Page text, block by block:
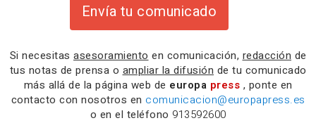
Envía tu comunicado
Si necesitas asesoramiento en comunicación, redacción de
tus notas de prensa o ampliar la difusión de tu comunicado
más allá de la página web de europa press , ponte en
contacto con nosotros en comunicacion@europapress.es
o en el teléfono 913592600